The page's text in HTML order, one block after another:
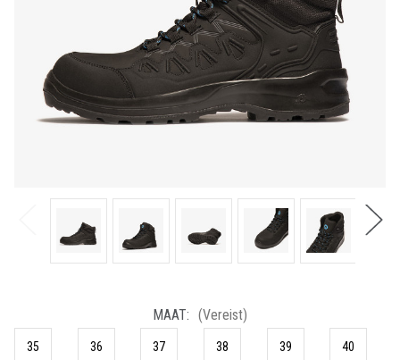
MAAT: (Vereist)
35 36 37 38 39 40